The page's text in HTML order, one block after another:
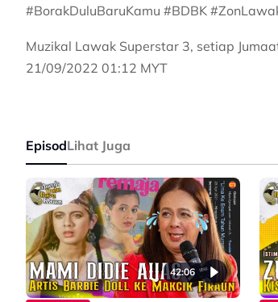
#BorakDuluBaruKamu #BDBK
Muzikal Lawak Superstar 3, setiap
21/09/2022 01:12 MYT
EpisodLihat Juga
42:06